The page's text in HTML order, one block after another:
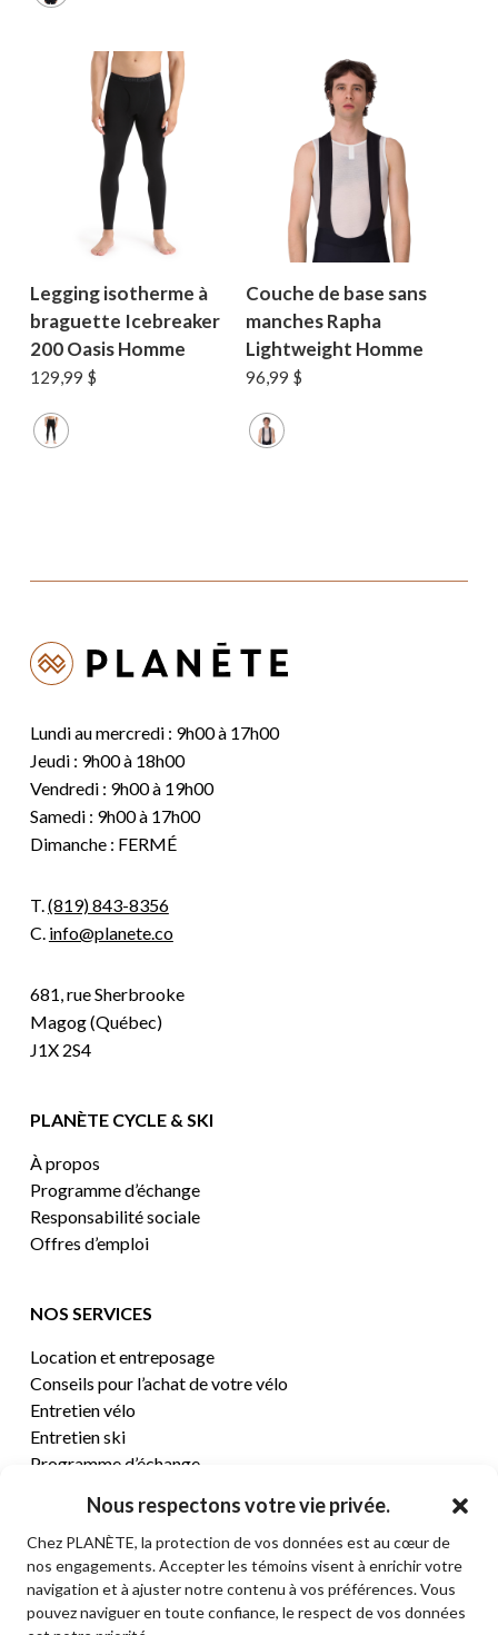
Nous respectons votre vie privée.
Chez PLANÈTE, la protection de vos données est au cœur de
nos engagements. Accepter les témoins visent à enrichir votre
navigation et à ajuster notre contenu à vos préférences. Vous
pouvez naviguer en toute confiance, le respect de vos données
Legging isotherme à
braguette Icebreaker
200 Oasis Homme
129,99 $
Couche de base sans
manches Rapha
Lightweight Homme
96,99 $
Lundi au mercredi : 9h00 à 17h00
Jeudi : 9h00 à 18h00
Vendredi : 9h00 à 19h00
Samedi : 9h00 à 17h00
Dimanche : FERMÉ
T.(819) 843-8356
C. info@planete.co
681, rue Sherbrooke
Magog (Québec)
J1X 2S4
PLANÈTE CYCLE & SKI
À propos
Programme d’échange
Responsabilité sociale
Offres d’emploi
NOS SERVICES
Location et entreposage
Conseils pour l’achat de votre vélo
Entretien vélo
Entretien ski
Programme d’échange
CENTRE D’AIDE
Termes et conditions de vente
Retours et remboursements
Politique de confidentialité